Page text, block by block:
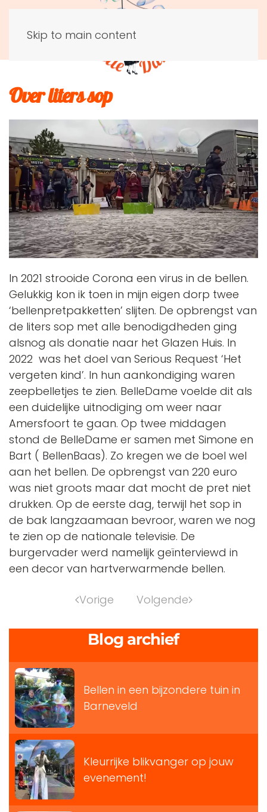
Skip to main content
Over liters sop
In 2021 strooide Corona een virus in de bellen.
Gelukkig kon ik toen in mijn eigen dorp twee
‘bellenpretpakketten’ slijten. De opbrengst van
de liters sop met alle benodigdheden ging
alsnog als donatie naar het Glazen Huis. In
2022 was het doel van Serious Request ‘Het
vergeten kind’. In hun aankondiging waren
zeepbelletjes te zien. BelleDame voelde dit als
een duidelijke uitnodiging om weer naar
Amersfoort te gaan. Op twee middagen
stond de BelleDame er samen met Simone en
Bart ( BellenBaas). Zo kregen we de boel wel
aan het bellen. De opbrengst van 220 euro
was niet groots maar dat mocht de pret niet
drukken. Op de eerste dag, terwijl het sop in
de bak langzaamaan bevroor, waren we nog
te zien op de nationale televisie. De
burgervader werd namelijk geïnterviewd in
een decor van hartverwarmende bellen.
Vorige Volgende
Blog archief
Bellen in een bijzondere tuin in
Barneveld
Kleurrijke blikvanger op jouw
evenement!